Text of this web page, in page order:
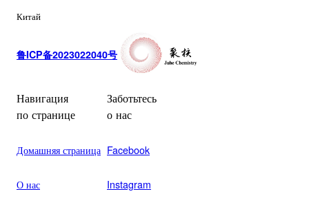
Китай
鲁ICP备2023022040号
Навигация
по странице
Домашняя страница
О нас
Заботьтесь
о нас
Facebook
Instagram